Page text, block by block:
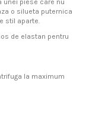
unei piese care nu
o silueta puternica
stil aparte.
de elastan pentru
la maximum